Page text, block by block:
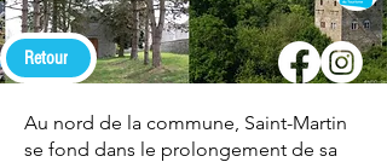
Retour
Au nord de la commune, Saint-Martin
se fond dans le prolongement de sa